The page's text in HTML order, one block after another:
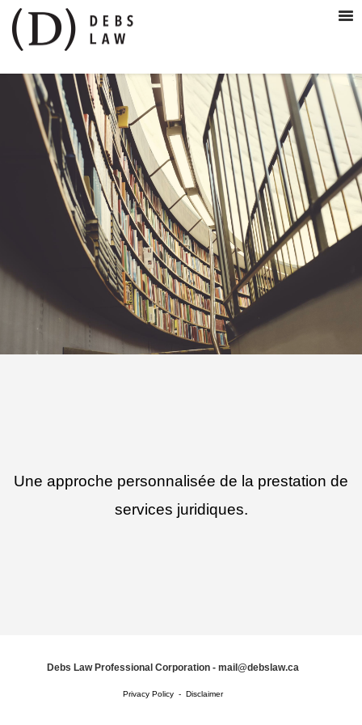
Une approche personnalisée de la prestation de
services juridiques.
Debs Law Professional Corporation - mail@debslaw.ca
Privacy Policy - Disclaimer